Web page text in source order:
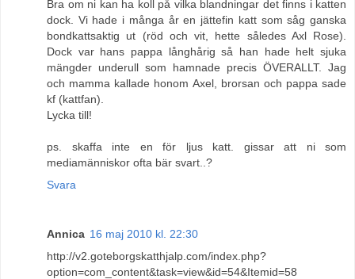
Bra om ni kan ha koll på vilka blandningar det finns i katten
dock. Vi hade i många år en jättefin katt som såg ganska
bondkattsaktig ut (röd och vit, hette således Axl Rose).
Dock var hans pappa långhårig så han hade helt sjuka
mängder underull som hamnade precis ÖVERALLT. Jag
och mamma kallade honom Axel, brorsan och pappa sade
kf (kattfan).
Lycka till!
ps. skaffa inte en för ljus katt. gissar att ni som
mediamänniskor ofta bär svart..?
Svara
Annica 16 maj 2010 kl. 22:30
http://v2.goteborgskatthjalp.com/index.php?
option=com_content&task=view&id=54&Itemid=58